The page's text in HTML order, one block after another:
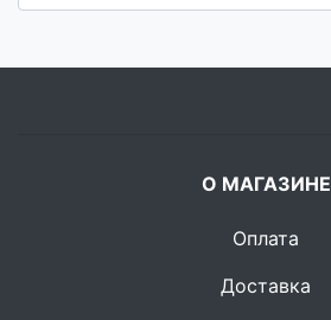
О МАГАЗИНЕ
Оплата
Доставка